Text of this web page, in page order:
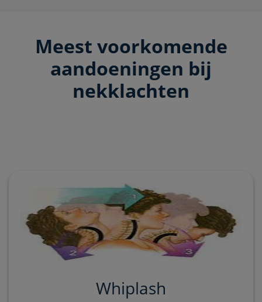
Meest voorkomende
aandoeningen bij
nekklachten
Whiplash